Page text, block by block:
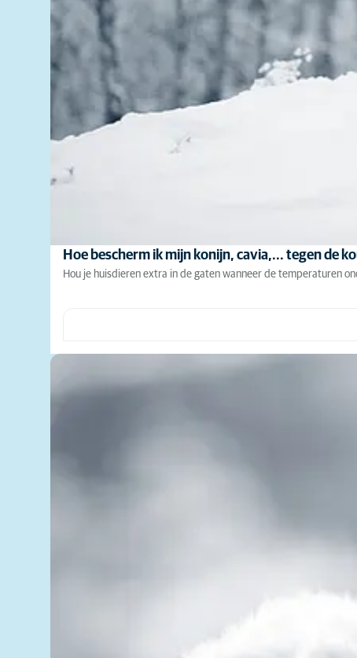
Hoe bescherm ik mijn konijn, cavia,... tegen de
Hou je huisdieren extra in de gaten wanneer de temperaturen